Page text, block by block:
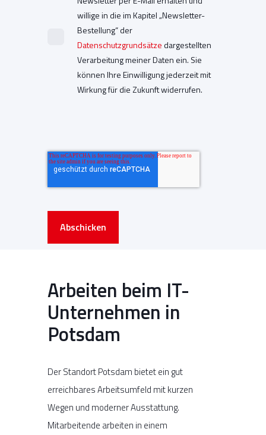
willige in die im Kapitel „Newsletter-
Bestellung“ der
Datenschutzgrundsätzedargestellten
Verarbeitung meiner Daten ein. Sie
können Ihre Einwilligung jederzeit mit
Wirkung für die Zukunft widerrufen.
Abschicken
Arbeiten beim IT-
Unternehmen in
Potsdam
Der StandortPotsdam bietet ein gut
erreichbares Arbeitsumfeld mit kurzen
Wegen und moderner Ausstattung.
Mitarbeitende arbeiten in einem